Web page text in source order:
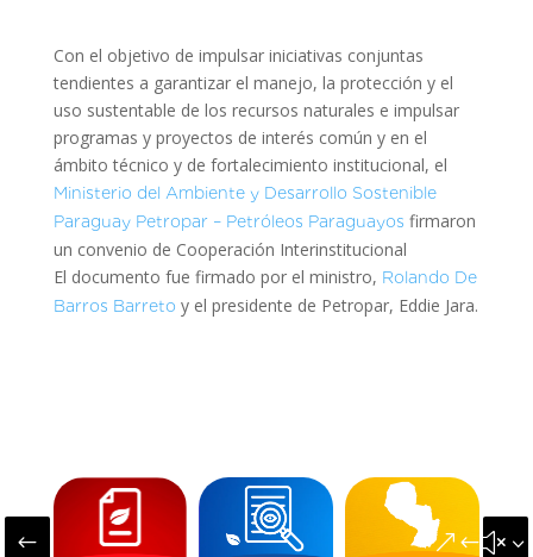
Con el objetivo de impulsar iniciativas conjuntas
tendientes a garantizar el manejo, la protección y el
uso sustentable de los recursos naturales e impulsar
programas y proyectos de interés común y en el
ámbito técnico y de fortalecimiento institucional, el
Ministerio del Ambiente y Desarrollo Sostenible
Paraguay Petropar – Petróleos Paraguayos firmaron
un convenio de Cooperación Interinstitucional
El documento fue firmado por el ministro, Rolando De
Barros Barreto y el presidente de Petropar, Eddie Jara.
#